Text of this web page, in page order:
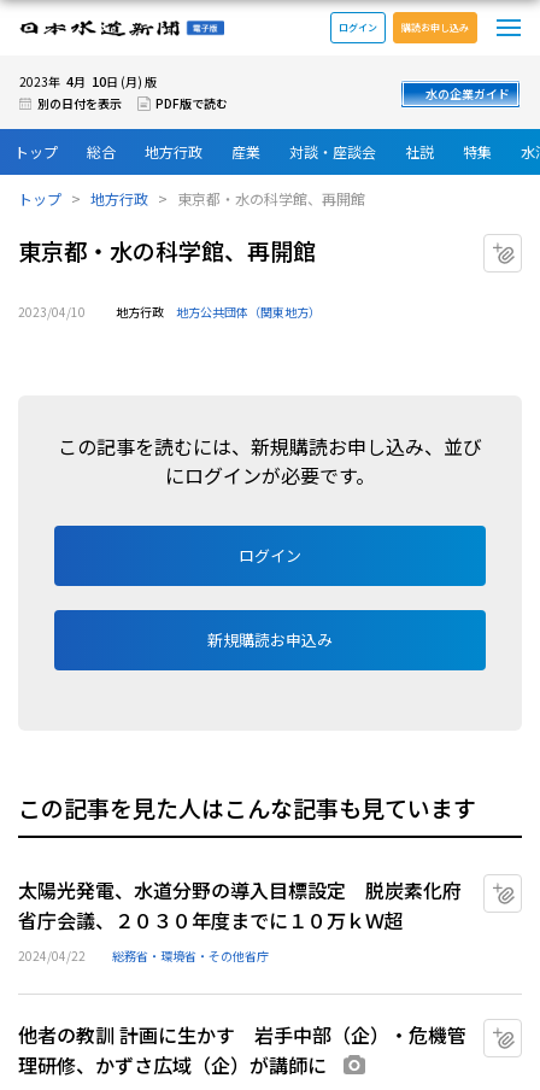
日本水道新聞 電子版
ログイン 購読お申し込み
2023年 4月 10日 (月) 版
別の日付を表示
PDF版で読む
水の企業ガイド
トップ 総合 地方行政 産業 対談・座談会 社説 特集 水
トップ 地方行政 東京都・水の科学館、再開館
東京都・水の科学館、再開館
2023/04/10 地方行政 地方公共団体（関東地方）
この記事を読むには、新規購読お申し込み、並び
にログインが必要です。
ログイン
新規購読お申込み
この記事を見た人はこんな記事も見ています
太陽光発電、水道分野の導入目標設定 脱炭素化府
省庁会議、２０３０年度までに１０万ｋＷ超
2024/04/22 総務省・環境省・その他省庁
他者の教訓 計画に生かす 岩手中部（企）・危機管
理研修、かずさ広域（企）が講師に